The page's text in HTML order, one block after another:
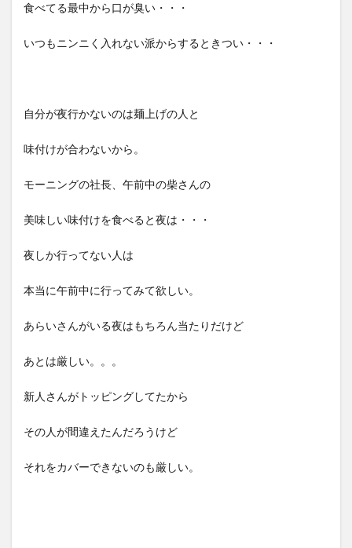
食べてる最中から口が臭い・・・
いつもニンニく入れない派からするときつい・・・
自分が夜行かないのは麺上げの人と
味付けが合わないから。
モーニングの社長、午前中の柴さんの
美味しい味付けを食べると夜は・・・
夜しか行ってない人は
本当に午前中に行ってみて欲しい。
あらいさんがいる夜はもちろん当たりだけど
あとは厳しい。。。
新人さんがトッピングしてたから
その人が間違えたんだろうけど
それをカバーできないのも厳しい。